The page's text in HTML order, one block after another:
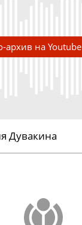
архив на Youtube
Дувакина